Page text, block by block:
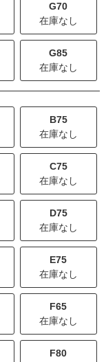
G70
在庫なし
G85
在庫なし
B75
在庫なし
C75
在庫なし
D75
在庫なし
E75
在庫なし
F65
在庫なし
F80